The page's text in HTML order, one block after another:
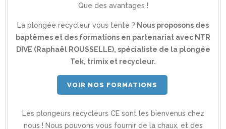
Que des avantages !
La plongée recycleur vous tente ? Nous proposons des
baptêmes et des formations en partenariat avec NTR
DIVE (Raphaël ROUSSELLE), spécialiste de la plongée
Tek, trimix et recycleur.
VOIR NOS FORMATIONS
Les plongeurs recycleurs CE sont les bienvenus chez
nous ! Nous pouvons vous fournir de la chaux, et des